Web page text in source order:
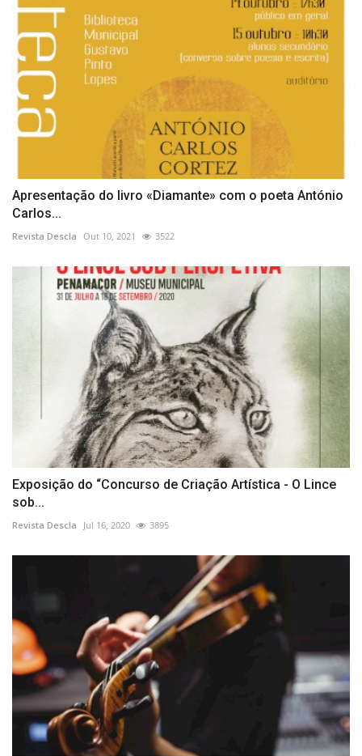
Apresentação do livro «Diamante» com o poeta António
Carlos...
Revista Descla Out 10, 2021 3522
Exposição do “Concurso de Criação Artística - O Lince
sob...
Revista Descla Jul 16, 2020 3895